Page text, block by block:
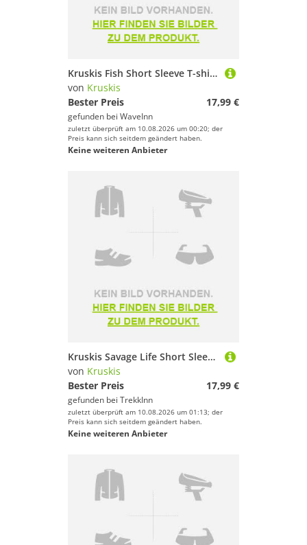
Kruskis Fish Short Sleeve T-shirt Schwarz 2XL Mann
von Kruskis
Bester Preis
17,99 €
gefunden bei WaveInn
zuletzt überprüft am 10.08.2026 um 00:20; der
Preis kann sich seitdem geändert haben.
Keine weiteren Anbieter
Kruskis Savage Life Short Sleeve T-shirt Schwarz 2XL Frau
von Kruskis
Bester Preis
17,99 €
gefunden bei TrekkInn
zuletzt überprüft am 10.08.2026 um 01:13; der
Preis kann sich seitdem geändert haben.
Keine weiteren Anbieter